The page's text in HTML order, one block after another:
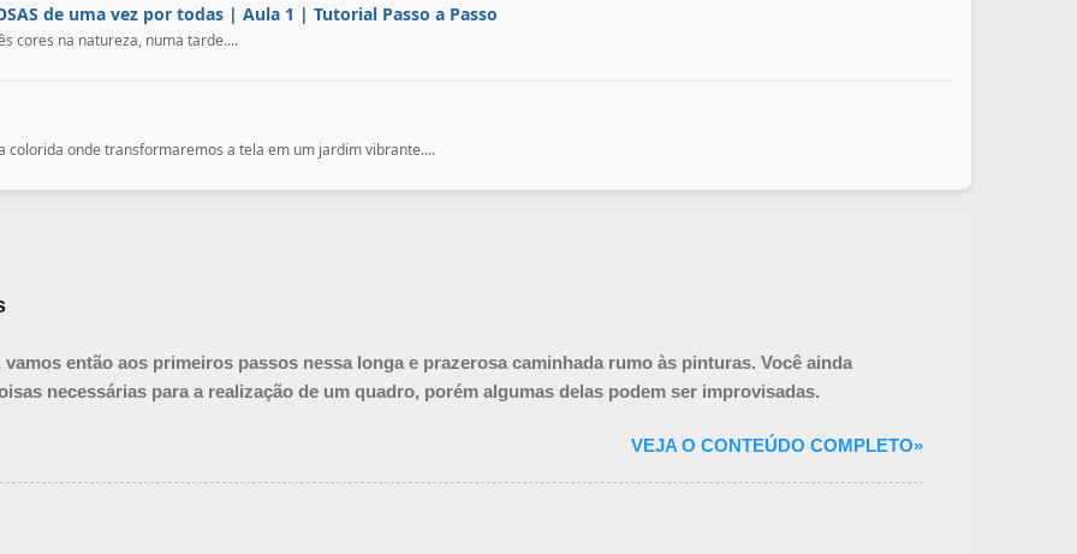
de uma vez por todas | Aula 1 | Tutorial Passo a Passo
cores na natureza, numa tarde....
colorida onde transformaremos a tela em um jardim vibrante....
então aos primeiros passos nessa longa e prazerosa caminhada rumo às pinturas. Você ainda
necessárias para a realização de um quadro, porém algumas delas podem ser improvisadas.
VEJA O CONTEÚDO COMPLETO»